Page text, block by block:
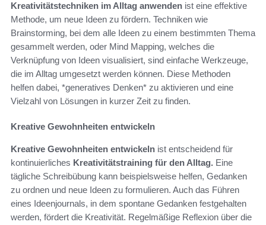
Kreativitätstechniken im Alltag anwenden ist eine effektive
Methode, um neue Ideen zu fördern. Techniken wie
Brainstorming, bei dem alle Ideen zu einem bestimmten Thema
gesammelt werden, oder Mind Mapping, welches die
Verknüpfung von Ideen visualisiert, sind einfache Werkzeuge,
die im Alltag umgesetzt werden können. Diese Methoden
helfen dabei, *generatives Denken* zu aktivieren und eine
Vielzahl von Lösungen in kurzer Zeit zu finden.
Kreative Gewohnheiten entwickeln
Kreative Gewohnheiten entwickeln ist entscheidend für
kontinuierliches Kreativitätstraining für den Alltag. Eine
tägliche Schreibübung kann beispielsweise helfen, Gedanken
zu ordnen und neue Ideen zu formulieren. Auch das Führen
eines Ideenjournals, in dem spontane Gedanken festgehalten
werden, fördert die Kreativität. Regelmäßige Reflexion über die